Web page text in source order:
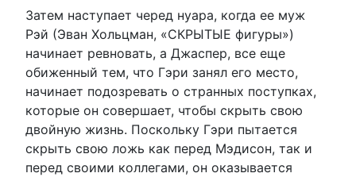
Затем наступает черед нуара, когда ее муж
Рэй (Эван Хольцман, «СКРЫТЫЕ фигуры»)
начинает ревновать, а Джаспер, все еще
обиженный тем, что Гэри занял его место,
начинает подозревать о странных поступках,
которые он совершает, чтобы скрыть свою
двойную жизнь. Поскольку Гэри пытается
скрыть свою ложь как перед Мэдисон, так и
перед своими коллегами, он оказывается